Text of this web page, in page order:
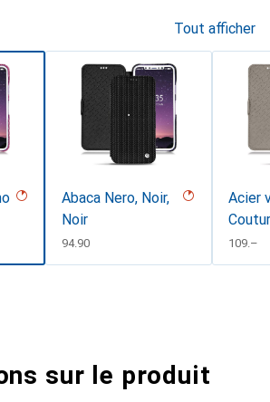
Tout afficher
Abaca Nero, Noir,
Noir
CHF
94.90
Acier
CHF
109.–
sur le produit